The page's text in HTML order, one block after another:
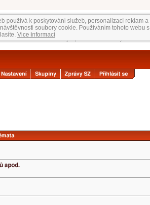
používá k poskytování služeb, personalizaci reklam a
soubory cookie. Používáním tohoto webu s
Vice informací
Nastavení Skupiny Zprávy SZ Přihlásit se
apod.